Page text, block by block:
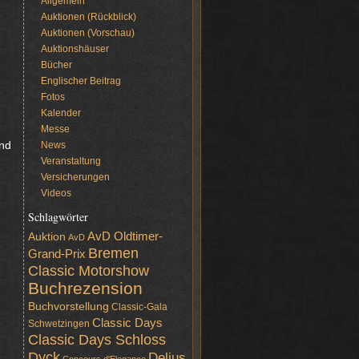
Auktionen (Rückblick)
Auktionen (Vorschau)
Auktionshäuser
Bücher
Englischer Beitrag
Fotos
Kalender
Messe
News
Veranstaltung
Versicherungen
Videos
Schlagwörter
Auktion AvD AvD Oldtimer-
Grand-Prix Bremen
Classic Motorshow
Buchrezension
Buchvorstellung Classic-Gala
Schwetzingen Classic Days
Classic Days Schloss